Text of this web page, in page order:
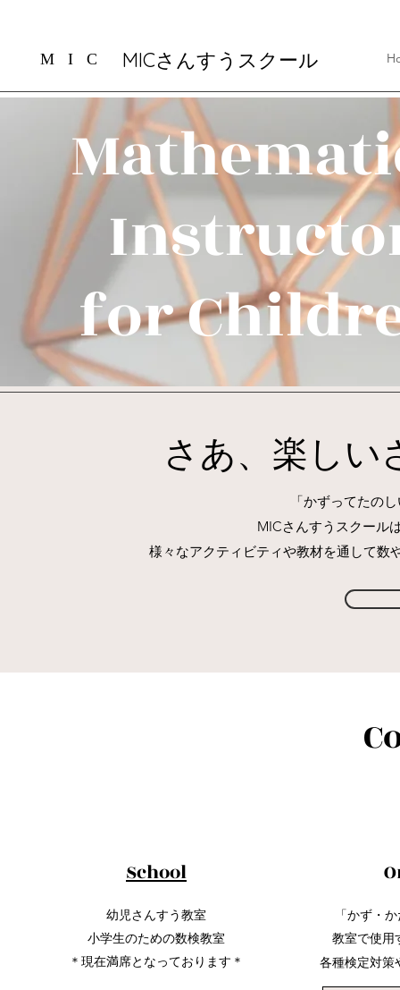
M I C ​MICさんすうスクール
for
さあ、楽しい
「かずってたの
MICさんすうスクール
様々なアクティビティや教材を通して数
School
幼児さんすう教室
小学生のための数検教室
​＊現在満席となっております＊
「かず・
教室で使用
各種検定対策